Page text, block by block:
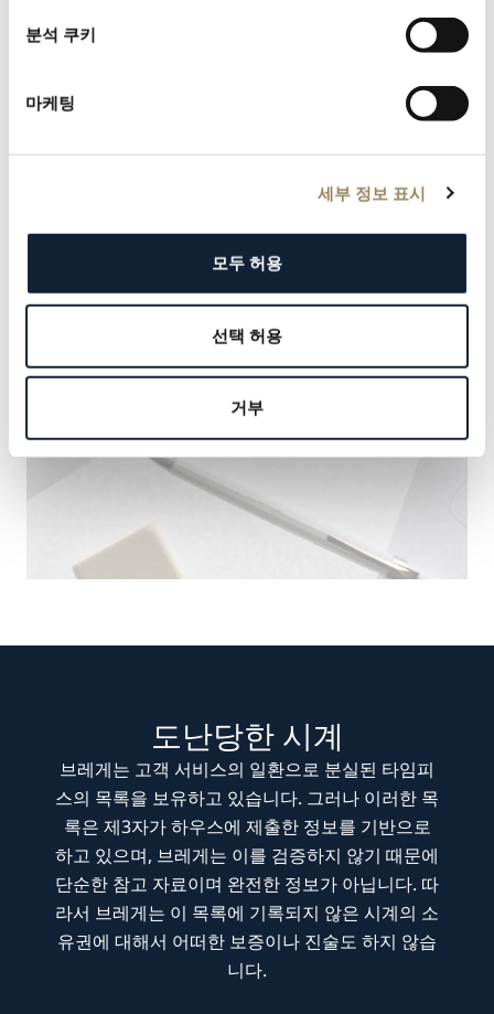
분석 쿠키
마케팅
세부 정보 표시
모두 허용
선택 허용
거부
도난당한 시계
브레게는 고객 서비스의 일환으로 분실된 타임피
스의 목록을 보유하고 있습니다. 그러나 이러한 목
록은 제3자가 하우스에 제출한 정보를 기반으로
하고 있으며, 브레게는 이를 검증하지 않기 때문에
단순한 참고 자료이며 완전한 정보가 아닙니다. 따
라서 브레게는 이 목록에 기록되지 않은 시계의 소
유권에 대해서 어떠한 보증이나 진술도 하지 않습
니다.